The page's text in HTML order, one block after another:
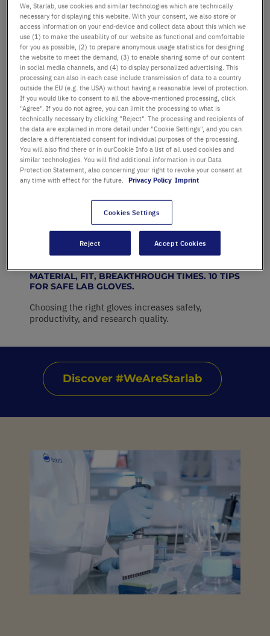
MOOD BAROMETER 2026: NECESSITY. NEW
POTENTIAL. REFOCUSING.
What is holding europe's labs back – and what will
move them forward.
MATERIAL, FIT, BREAKTHROUGH TIMES. 10 TIPS
FOR SAFE LAB GLOVES.
Choosing the right gloves increases safety,
productivity, and research quality.
Discover #WeAreStarlab
We, Starlab, use cookies and similar technologies which are technically
necessary for displaying this website. With your consent, we also store or
access information on your end-device and collect data about this which we
use (1) to make the useability of our website as functional and comfortable
for you as possible, (2) to prepare anonymous usage statistics for designing
the website to meet the demand, (3) to enable sharing some of our content
in social media channels, and (4) to display personalized advertising. This
processing can also in each case include transmission of data to a country
outside the EU (e.g. the USA) without having a reasonable level of protection.
If you would like to consent to all the above-mentioned processing, click
"Agree". If you do not agree, you can limit the processing to what is
technically necessary by clicking "Reject". The processing and recipients of
the data are explained in more detail under "Cookie Settings", and you can
declare a differentiated consent for individual purposes of the processing.
You will also find there or in ourCookie Info a list of all used cookies and
similar technologies. You will find additional information in our Data
Protection Statement, also concerning your right to revoke your consent at
any time with effect for the future.
Privacy Policy Imprint
Cookies Settings
Reject Accept Cookies